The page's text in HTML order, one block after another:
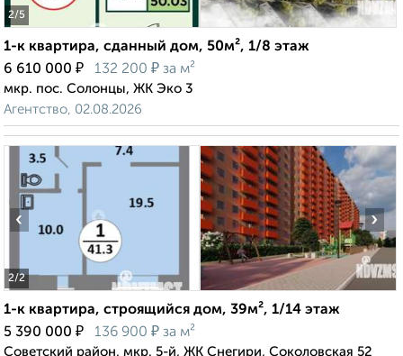
2/5
1-к квартира, сданный дом, 50м², 1/8 этаж
6 610 000 ₽ 132 200 ₽ за м²
мкр. пос. Солонцы, ЖК Эко 3
Агентство, 02.08.2026
2/2
‹ ›
1-к квартира, строящийся дом, 39м², 1/14 этаж
5 390 000 ₽ 136 900 ₽ за м²
Советский район, мкр. 5-й, ЖК Снегири, Соколовская 52